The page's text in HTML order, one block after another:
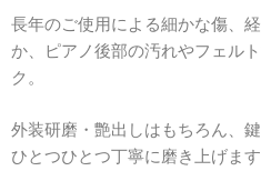
長年のご使用による細かな傷、
か、ピアノ後部の汚れやフェル
ク。
外装研磨・艶出しはもちろん、
ひとつひとつ丁寧に磨き上げま